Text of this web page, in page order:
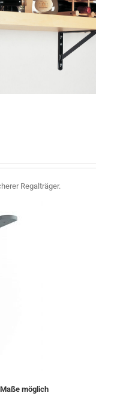
Regalträger.
möglich